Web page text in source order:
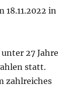
18.11.2022 in
27 Jahre
statt.
zahlreiches